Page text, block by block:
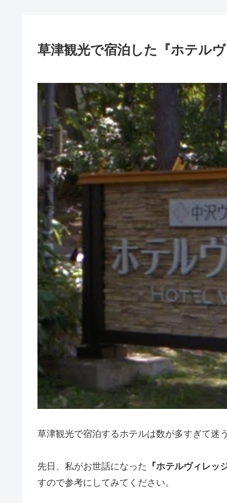
草津観光で宿泊した『ホテル
草津観光で宿泊するホテルは数が多すぎて迷
先日、私がお世話になった 『ホテルヴィレッ
すので参考にしてみてください。